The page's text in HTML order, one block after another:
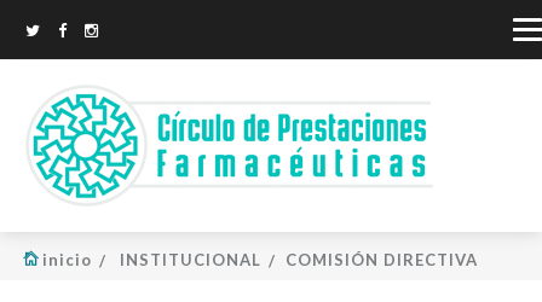
inicio INSTITUCIONAL COMISIÓN DIRECTIVA